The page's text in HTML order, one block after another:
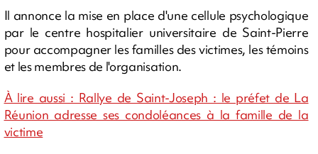
Il annonce la mise en place d'une cellule psychologique
par le centre hospitalier universitaire de Saint-Pierre
pour accompagner les familles des victimes, les témoins
et les membres de l'organisation.
À lire aussi : Rallye de Saint-Joseph : le préfet de La
Réunion adresse ses condoléances à la famille de la
victime